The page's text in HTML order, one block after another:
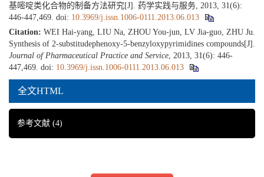
基嘧啶类化合物的制备方法研究[J]. 药学实践与服务, 2013, 31(6):
446-447,469. doi: 10.3969/j.issn.1006-0111.2013.06.013
Citation: WEI Hai-yang, LIU Na, ZHOU You-jun, LV Jia-guo, ZHU Ju.
Synthesis of 2-substitudephenoxy-5-benzyloxypyrimidines compounds[J].
Journal of Pharmaceutical Practice and Service , 2013, 31(6): 446-
447,469. doi: 10.3969/j.issn.1006-0111.2013.06.013
全文HTML
参考文献 (4)